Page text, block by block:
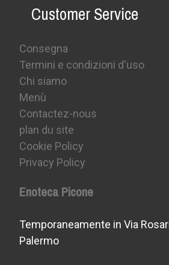
Customer Service
Consegna
Termini e condizioni d'uso
Chi siamo
Menù
Contactez-nous
plan du site
Cookie Policy
Privacy Policy
Enoteca Picone
Temporaneamente in Via
Palermo